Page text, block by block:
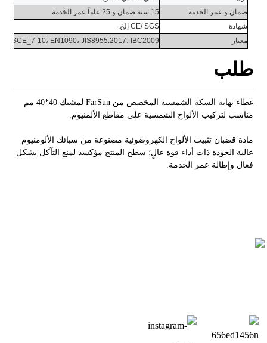
ضمان و عمر الخدمة 15 سنة ضمان و 25 عاماً
عمر الخدمة
شهادة
CE/ SGS إلخ.
معيار
ASCE_7-10، EN1090، JIS8955:2017، IBC2009
طلب
غطاء نهاية السكة الشمسية المخصص من FarSun لمشبك 40*40 مم
مناسب لتركيب الألواح الشمسية على مقاطع الألمنيوم.
مادة قضبان تثبيت الألواح الكهروضوئية مصنوعة من سبائك الألومنيوم
عالية الجودة ذات أداء قوة عالٍ؛ سطح المنتج مؤكسد لمنع التآكل بشكل
فعال وإطالة عمر الخدمة.